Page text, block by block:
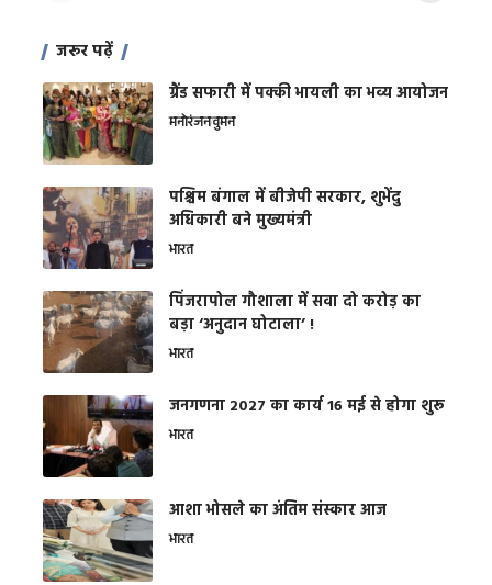
जरूर पढ़ें
ग्रैंड सफारी में पक्की भायली का भव्य आयोजन
मनोरंजनवुमन
पश्चिम बंगाल में बीजेपी सरकार, शुभेंदु
अधिकारी बने मुख्यमंत्री
भारत
​पिंजरापोल गौशाला में सवा दो करोड़ का
बड़ा ‘अनुदान घोटाला’ !
भारत
जनगणना 2027 का कार्य 16 मई से होगा शुरू
भारत
आशा भोसले का अंतिम संस्कार आज
भारत